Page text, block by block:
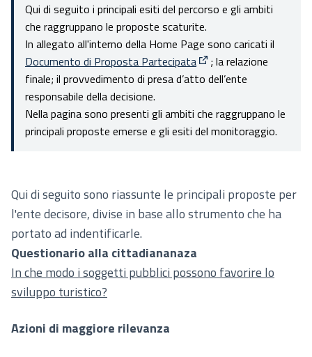
Qui di seguito i principali esiti del percorso e gli ambiti
che raggruppano le proposte scaturite.
In allegato all'interno della Home Page sono caricati il
Documento di Proposta Partecipata
(Apre in una nuova
; la relazione
finale; il provvedimento di presa d’atto dell’ente
responsabile della decisione.
Nella pagina sono presenti gli ambiti che raggruppano le
principali proposte emerse e gli esiti del monitoraggio.
Qui di seguito sono riassunte le principali proposte per
l'ente decisore, divise in base allo strumento che ha
portato ad indentificarle.
Questionario alla cittadiananaza
In che modo i soggetti pubblici possono favorire lo
sviluppo turistico?
Azioni di maggiore rilevanza